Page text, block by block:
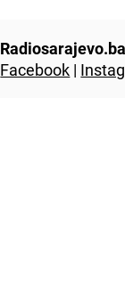
Radiosarajevo.ba
Facebook |